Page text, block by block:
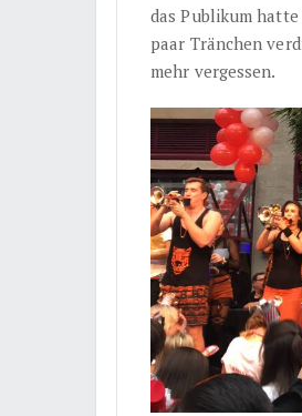
das Publikum
paar Tränchen
mehr vergessen.